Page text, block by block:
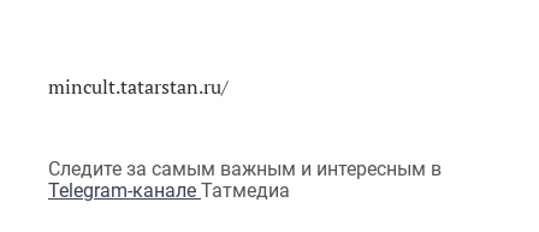
mincult.tatarstan.ru/
Следите за самым важным и интересным в
Telegram-канале Татмедиа